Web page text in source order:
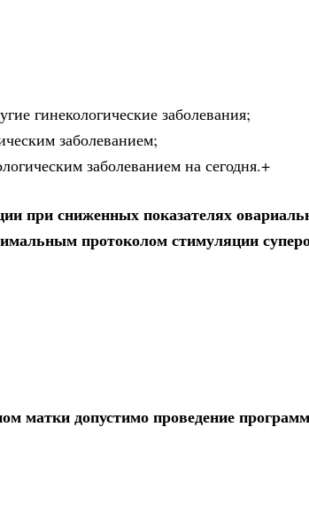
гинекологические заболевания;
заболеванием;
заболеванием на сегодня.+
при сниженных показателях
протоколом стимуляции
матки допустимо проведение